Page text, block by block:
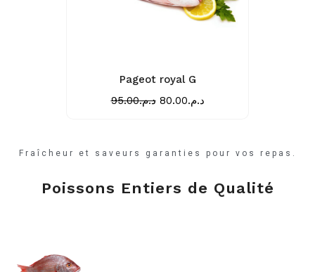
Pageot royal G
د.م.95.00 د.م.80.00
Fraîcheur et saveurs garanties pour vos repas.
Poissons Entiers de Qualité